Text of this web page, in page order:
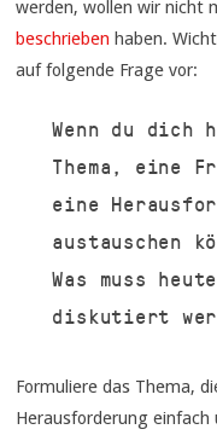
werden, wollen wir nicht
beschrieben haben.
auf folgende Frage vor:
Wenn du dich
Thema, eine
eine
austauschen
Was muss
diskutiert
Formuliere das Thema,
Herausforderung einfach